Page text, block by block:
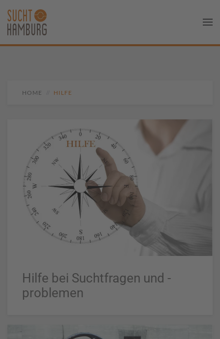
HOME HILFE
Hilfe bei Suchtfragen und -
problemen